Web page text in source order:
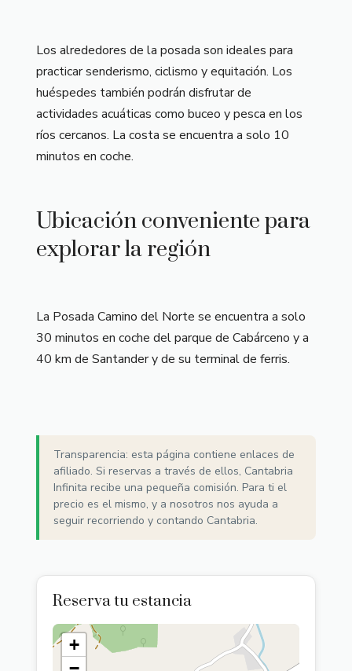
Los alrededores de la posada son ideales para
practicar senderismo, ciclismo y equitación. Los
huéspedes también podrán disfrutar de
actividades acuáticas como buceo y pesca en los
ríos cercanos. La costa se encuentra a solo 10
minutos en coche.
Ubicación conveniente para
explorar la región
La Posada Camino del Norte se encuentra a solo
30 minutos en coche del parque de Cabárceno y a
40 km de Santander y de su terminal de ferris.
Transparencia: esta página contiene enlaces de
afiliado. Si reservas a través de ellos, Cantabria
Infinita recibe una pequeña comisión. Para ti el
precio es el mismo, y a nosotros nos ayuda a
seguir recorriendo y contando Cantabria.
Reserva tu estancia
+